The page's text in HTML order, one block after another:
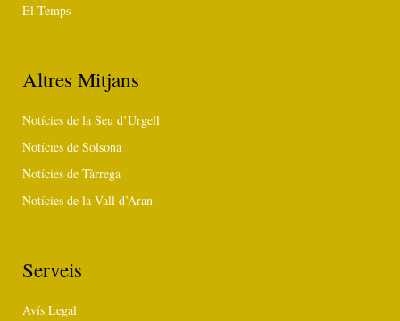
El Temps
Altres Mitjans
Notícies de la Seu d’Urgell
Notícies de Solsona
Notícies de Tàrrega
Notícies de la Vall d’Aran
Serveis
Avís Legal